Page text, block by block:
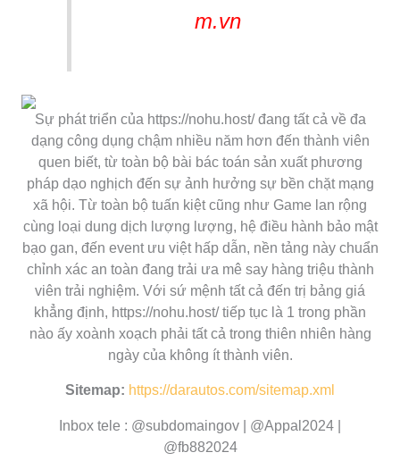
m.vn
Sự phát triển của https://nohu.host/ đang tất cả về đa
dạng công dụng chậm nhiều năm hơn đến thành viên
quen biết, từ toàn bộ bài bác toán sản xuất phương
pháp dạo nghịch đến sự ảnh hưởng sự bền chặt mạng
xã hội. Từ toàn bộ tuấn kiệt cũng như Game lan rộng
cùng loại dung dịch lượng lượng, hệ điều hành bảo mật
bạo gan, đến event ưu việt hấp dẫn, nền tảng này chuẩn
chỉnh xác an toàn đang trải ưa mê say hàng triệu thành
viên trải nghiệm. Với sứ mệnh tất cả đến trị bảng giá
khẳng định, https://nohu.host/ tiếp tục là 1 trong phần
nào ấy xoành xoạch phải tất cả trong thiên nhiên hàng
ngày của không ít thành viên.
Sitemap: https://darautos.com/sitemap.xml
Inbox tele : @subdomaingov | @Appal2024 |
@fb882024